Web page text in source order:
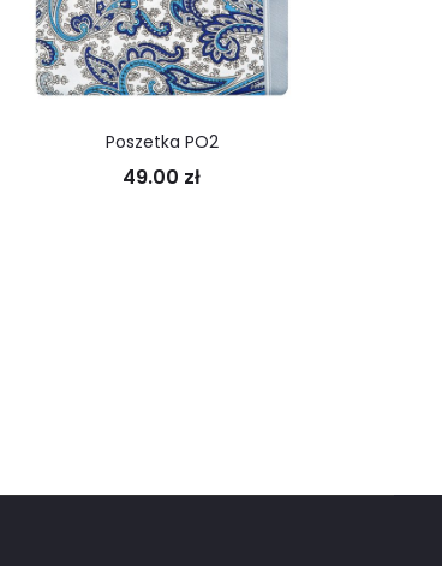
Poszetka PO2
49.00 zł